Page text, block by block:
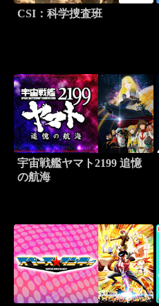
CSI：科学捜査班
宇宙戦艦ヤマト2199 追憶
の航海